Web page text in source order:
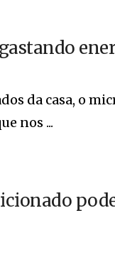
da casa, o
nos ...